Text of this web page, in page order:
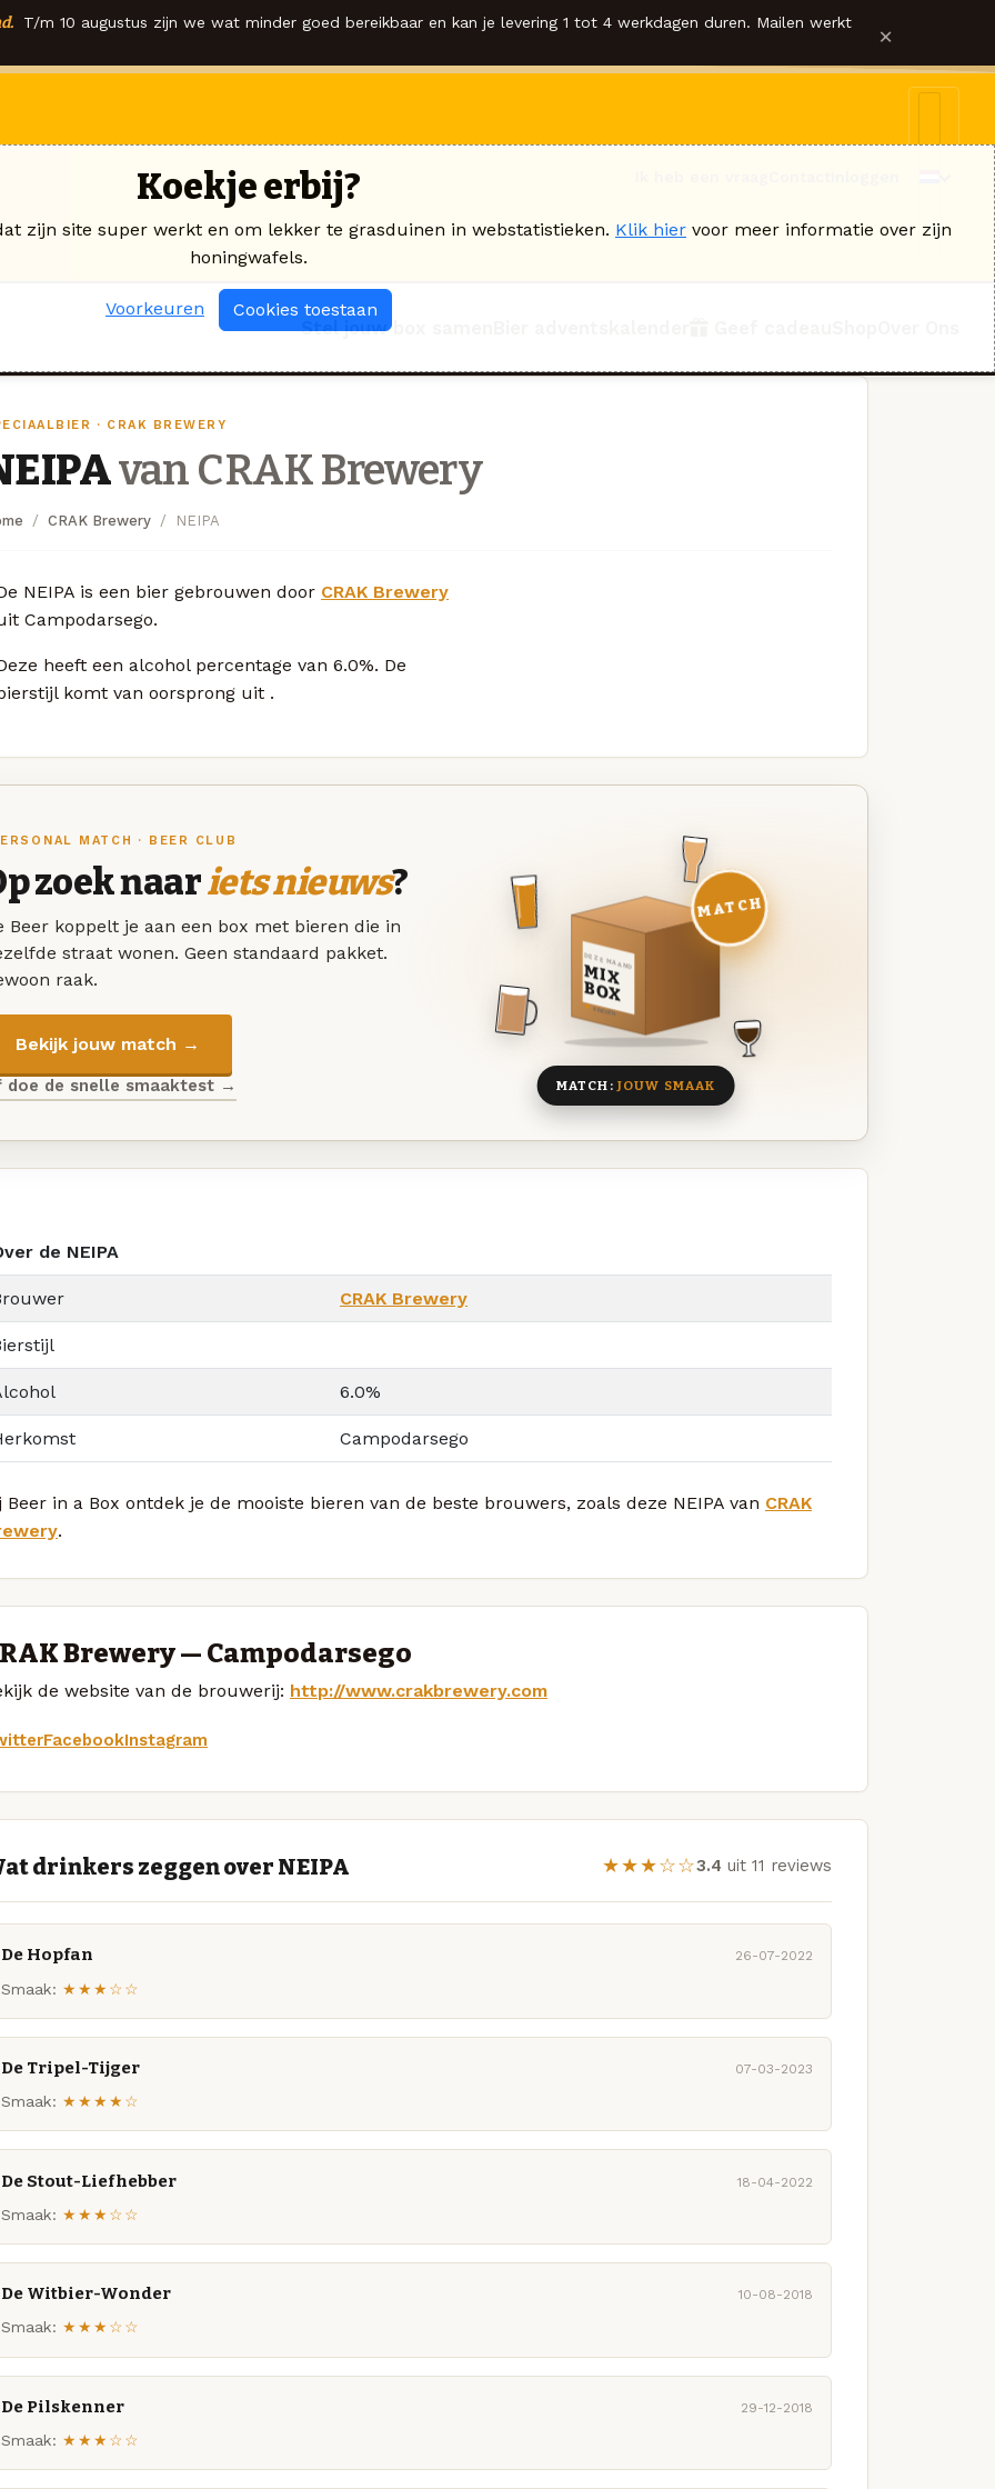
T/m 10 augustus zijn we wat minder goed bereikbaar en kan je levering 1 tot 4 werkdagen duren. Mailen werkt ×
Stel jouw box samen
· CRAK BREWERY
van CRAK Brewery
CRAK Brewery NEIPA
NEIPA is een bier gebrouwen door CRAK Brewery
Campodarsego.
heeft een alcohol percentage van 6.0%. De
komt van oorsprong uit .
MATCH · BEER CLUB
zoek naariets nieuws?
Beer koppelt je aan een box met bieren die in
straat wonen. Geen standaard pakket.
raak.
Bekijk jouw match →
doe de snelle smaaktest →
DEZE MAAND
MIX
BOX
8 BIEREN
MATCH
MATCH: JOUW SMAAK
de NEIPA
CRAK Brewery
6.0%
Campodarsego
Beer in a Box ontdek je de mooiste bieren van de beste brouwers, zoals deze NEIPA van CRAK
.
Brewery — Campodarsego
de website van de brouwerij: http://www.crakbrewery.com
FacebookInstagram
drinkers zeggen over NEIPA ★★★☆☆3.4 uit 11 reviews
De Hopfan 26-07-2022
Smaak: ★★★☆☆
De Tripel-Tijger 07-03-2023
Smaak: ★★★★☆
De Stout-Liefhebber 18-04-2022
Smaak: ★★★☆☆
De Witbier-Wonder 10-08-2018
Smaak: ★★★☆☆
De Pilskenner 29-12-2018
Smaak: ★★★☆☆
Koekje erbij?
zijn site super werkt en om lekker te grasduinen in webstatistieken. Klik hier voor meer informatie over zijn
honingwafels.
Voorkeuren Cookies toestaan